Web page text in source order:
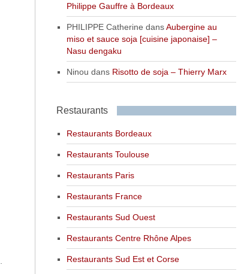
.
Philippe Gauffre à Bordeaux
PHILIPPE Catherine dansAubergine au
miso et sauce soja [cuisine japonaise] –
Nasu dengaku
Ninou dans Risotto de soja – Thierry Marx
Restaurants
Restaurants Bordeaux
Restaurants Toulouse
Restaurants Paris
Restaurants France
Restaurants Sud Ouest
Restaurants Centre Rhône Alpes
Restaurants Sud Est et Corse